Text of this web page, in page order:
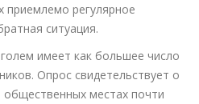
приемлемо регулярное
ситуация.
имеет как большее число
Опрос свидетельствует о
общественных местах почти